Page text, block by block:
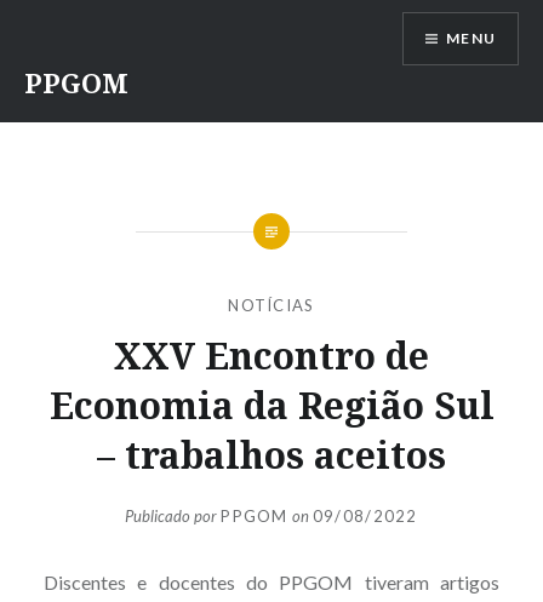
conteúdo
PPGOM
MENU
NOTÍCIAS
XXV Encontro de
Economia da Região Sul
– trabalhos aceitos
Publicado porPPGOM on09/08/2022
Discentes e docentes do PPGOM tiveram artigos